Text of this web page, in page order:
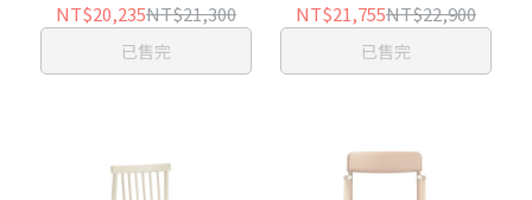
NT$20,235NT$21,300
已售完
NT$21,755NT$22,900
已售完